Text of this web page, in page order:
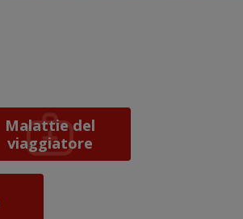
Malattie del
viaggiatore